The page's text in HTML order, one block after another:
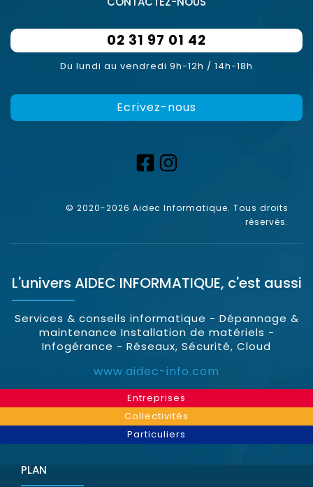
02 31 97 01 42
Du lundi au vendredi 9h-12h / 14h-18h
Ecrivez-nous
© 2020-2026 Aidec Informatique. Tous droits
réservés.
L'univers AIDEC INFORMATIQUE, c'est aussi
Services & conseils informatique - Dépannage &
maintenance Installation de matériels -
Infogérance - Réseaux, Sécurité, Cloud
www.aidec-info.com
Entreprises
Collectivités
Particuliers
PLAN